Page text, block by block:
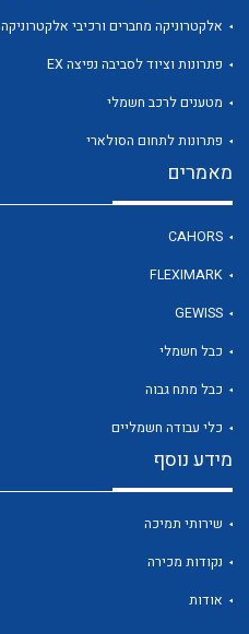
לכל מוצרי היצרן
אלקטרוניקה מחברים ורכיבי אלקטרוניקה
פתרונות וציוד לסביבה נפיצה EX
מטענים לרכב חשמלי
פתרונות לתחום הסולארי
מאמרים
CAHORS
FLEXIMARK
GEWISS
כבל חשמלי
כבל מתח גבוה
כלי עבודה חשמליים
מידע נוסף
שירותי תמיכה
נקודות מכירה
אודות